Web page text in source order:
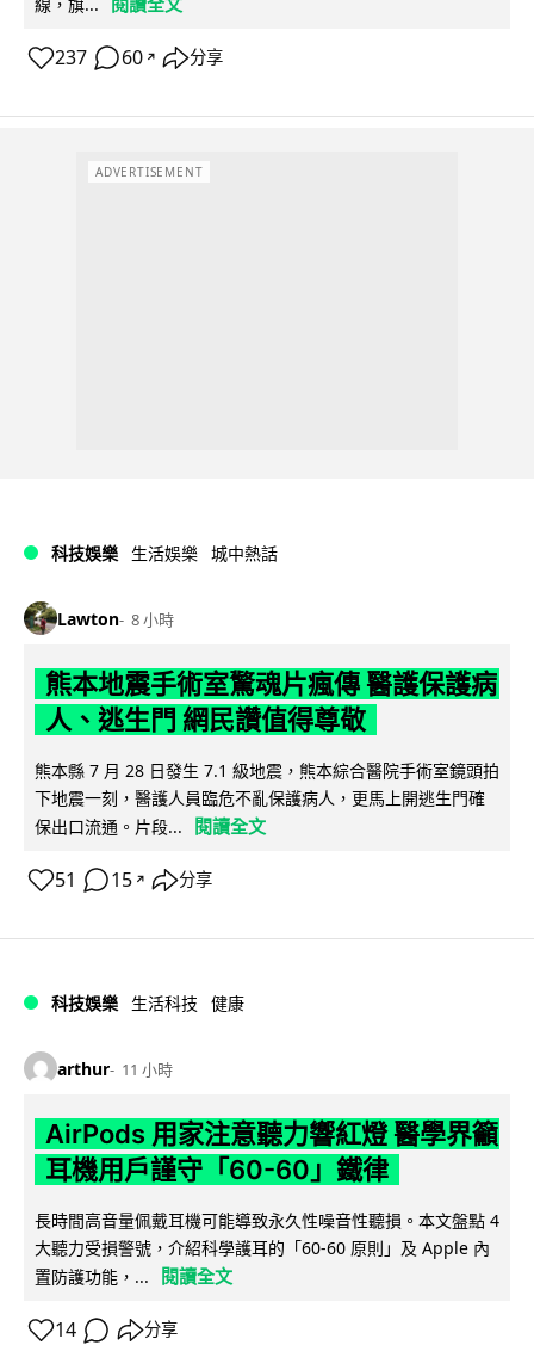
237 60 ↗ 分享
ADVERTISEMENT
科技娛樂 生活娛樂 城中熱話
Lawton 8 小時
熊本地震手術室驚魂片瘋傳 醫護保護病
人、逃生門 網民讚值得尊敬
熊本縣 7 月 28 日發生 7.1 級地震，熊本綜合醫院手術室鏡頭拍
下地震一刻，醫護人員臨危不亂保護病人，更馬上開逃生門確
保出口流通。片段...
閱讀全文
51 15 ↗ 分享
科技娛樂 生活科技 健康
arthur 11 小時
AirPods 用家注意聽力響紅燈 醫學界籲
耳機用戶謹守「60-60」鐵律
長時間高音量佩戴耳機可能導致永久性噪音性聽損。本文盤點 4
大聽力受損警號，介紹科學護耳的「60-60 原則」及 Apple 內
置防護功能，...
閱讀全文
14 分享